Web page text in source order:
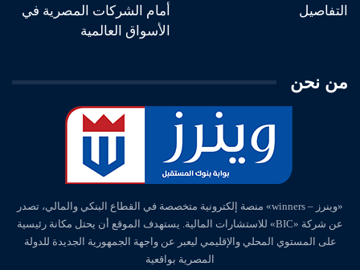
التفاصيل
أمام الشركات المصرية في
الأسواق العالمية
من نحن
«وينرز – winners» منصة إلكترونية متخصصة في القطاع البنكي والمالي، تصدر
عن شركة «BIC» للاستشارات المالية. يستهدف الموقع أن يحتل مكانة رئيسية
على المستوي المحلي والإقليمي ليعبر عن واجهة الجمهورية الجديدة للدولة
المصرية بواقعية